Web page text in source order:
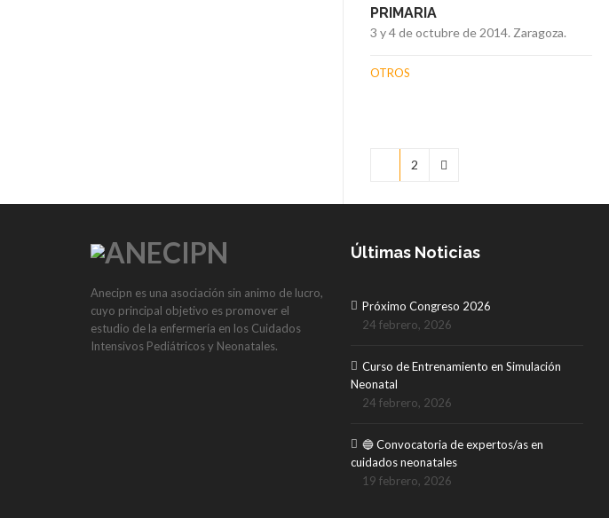
PRIMARIA
3 y 4 de octubre de 2014. Zaragoza.
OTROS
2
Anecipn es una asociación sin animo de lucro,
cuyo principal objetivo es promover el
estudio de la enfermería en los Cuidados
Intensivos Pediátricos y Neonatales.
Últimas Noticias
Próximo Congreso 2026
24 febrero, 2026
Curso de Entrenamiento en Simulación
Neonatal
24 febrero, 2026
🔵 Convocatoria de expertos/as en
cuidados neonatales
19 febrero, 2026